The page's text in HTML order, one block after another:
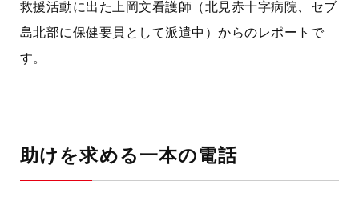
救援活動に出た上岡文看護師（北見赤十字病院、セブ
島北部に保健要員として派遣中）からのレポートで
す。
助けを求める一本の電話